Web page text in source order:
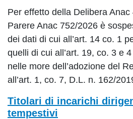
Per effetto della Delibera Anac
Parere Anac 752/2026 è
dei dati di cui all’art. 14 co. 1
quelli di cui all’art. 19, co. 3 e
nelle more dell’adozione del
all’art. 1, co. 7, D.L. n. 162/
Titolari di incarichi
tempestivi